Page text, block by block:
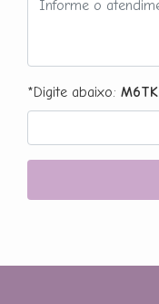
*Digite abaixo: M6TK